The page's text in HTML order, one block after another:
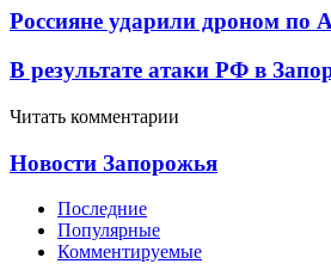
Россияне ударили дроном по
В результате атаки РФ в
Читать комментарии
Новости Запорожья
Последние
Популярные
Комментируемые